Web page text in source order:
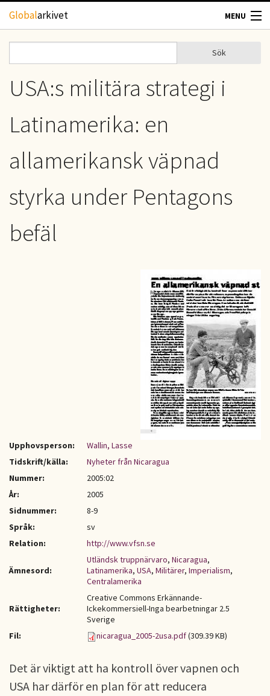
Hoppa till huvudinnehåll
Globalarkivet MENU
TIDSKRIFTER
KONTAKT
Sökformulär
Sök
USA:s militära strategi i
Latinamerika: en
allamerikansk väpnad
styrka under Pentagons
befäl
Upphovsperson:
Wallin, Lasse
Tidskrift/källa:
Nyheter från Nicaragua
Nummer:
2005:02
År:
2005
Sidnummer:
8-9
Språk:
sv
Relation:
http://www.vfsn.se
Ämnesord:
Utländsk truppnärvaro, Nicaragua,
Latinamerika, USA, Militärer, Imperialism,
Centralamerika
Rättigheter:
Creative Commons Erkännande-
Ickekommersiell-Inga bearbetningar 2.5
Sverige
Fil:
nicaragua_2005-2usa.pdf(309.39 KB)
Det är viktigt att ha kontroll över vapnen och
USA har därför en plan för att reducera